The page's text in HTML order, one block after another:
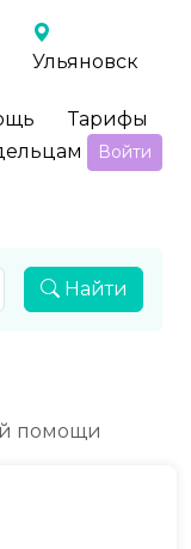
Ульяновск
Тарифы
Войти
Найти
помощи